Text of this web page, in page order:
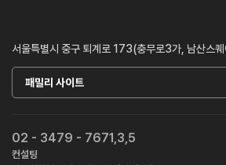
서울특별시 중구 퇴계로 173(충무로3가, 남산스
패밀리 사이트
02 - 3479 - 7671,3,5
컨설팅